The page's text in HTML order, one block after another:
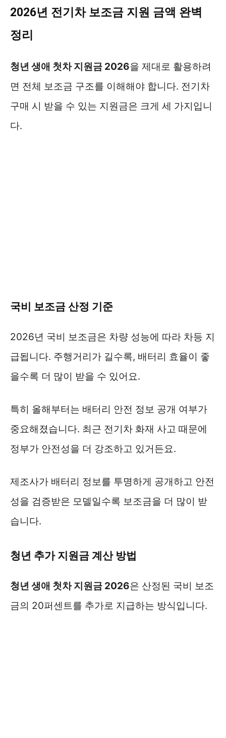
2026년 전기차 보조금 지원 금액 완벽
정리
청년 생애 첫차 지원금 2026을 제대로 활용하려
면 전체 보조금 구조를 이해해야 합니다. 전기차
구매 시 받을 수 있는 지원금은 크게 세 가지입니
다.
국비 보조금 산정 기준
2026년 국비 보조금은 차량 성능에 따라 차등 지
급됩니다. 주행거리가 길수록, 배터리 효율이 좋
을수록 더 많이 받을 수 있어요.
특히 올해부터는 배터리 안전 정보 공개 여부가
중요해졌습니다. 최근 전기차 화재 사고 때문에
정부가 안전성을 더 강조하고 있거든요.
제조사가 배터리 정보를 투명하게 공개하고 안전
성을 검증받은 모델일수록 보조금을 더 많이 받
습니다.
청년 추가 지원금 계산 방법
청년 생애 첫차 지원금 2026은 산정된 국비 보조
금의 20퍼센트를 추가로 지급하는 방식입니다.